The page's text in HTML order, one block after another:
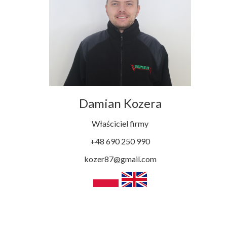
Damian Kozera
Właściciel firmy
+48 690 250 990
kozer87@gmail.com